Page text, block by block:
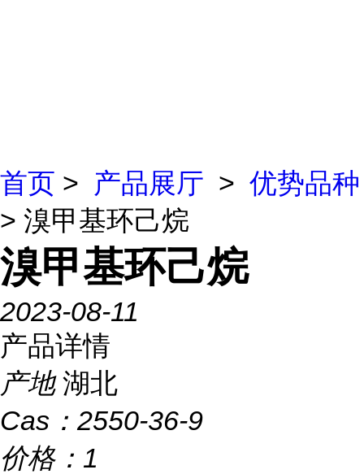
首页 > 产品展厅 > 优势品种
> 溴甲基环己烷
溴甲基环己烷
2023-08-11
产品详情
产地 湖北
Cas： 2550-36-9
价格： 1